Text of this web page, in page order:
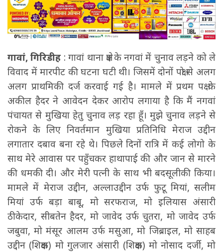
गावां, गिरिडीह : गावां थाना क्षेत्र के नगवां में चुनाव लड़ने को ले
विवाद में मारपीट की घटना घटी थी। जिसमें दोनों पक्षो से अलग
अलग प्राथमिकी दर्ज करवाई गई है। मामले में प्रथम पक्ष के
अकील हैदर ने आवेदन देकर आरोप लगाया है कि मैं नगवां
पंचायत से मुखिया हेतु चुनाव लड़ रहा हूँ। मुझे चुनाव लड़ने से
रोकने के लिए निवर्तमान मुखिया प्रतिनिधि मेराज उद्दीन
लगातार दबाव बना रहे थे। पिछले दिनों रात्रि में कई लोगो के
साथ मेरे आवास पर पहुँचकर हाथापाई की और जान से मारने
की धमकी दी। और मेरी पत्नी के साथ भी बदसूलीकी किया।
मामले में मेराज उद्दीन, अल्लाउद्दीन उर्फ फुटू मियां, सलीम
मियां उर्फ बड़ा बाबू, मो सरफराज, मो इलियास अंसारी
ठीकेदार, सीबतेन हैदर, मो जावेद उर्फ चुतरा, मो जावेद उर्फ
जबुवा, मो मंसूर आलम उर्फ मसुआ, मो जिब्राइल, मो साहब
उद्दीन (शिक्षक) मो गुलजार अंसारी (शिक्षक) मो नोसाद दर्जी, मो